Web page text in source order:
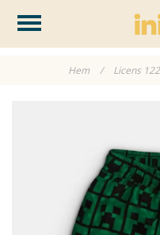
Hem / Licens